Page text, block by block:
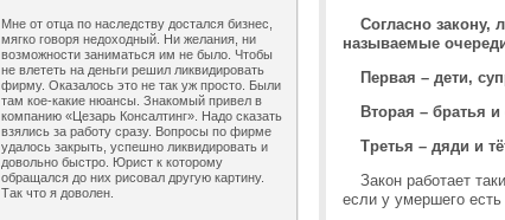
Мне от отца по наследству достался бизнес,
мягко говоря недоходный. Ни желания, ни
возможности заниматься им не было. Чтобы
не влететь на деньги решил ликвидировать
фирму. Оказалось это не так уж просто. Были
там кое-какие нюансы. Знакомый привел в
компанию «Цезарь Консалтинг». Надо сказать
взялись за работу сразу. Вопросы по фирме
удалось закрыть, успешно ликвидировать и
довольно быстро. Юрист к которому
обращался до них рисовал другую картину.
Так что я доволен.
Согласно закону,
называемые
Первая – дети,
Вторая – братья
Третья – дяди и
Закон работает
если у умершего